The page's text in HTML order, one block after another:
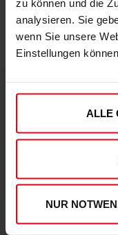
zu können und die
analysieren. Sie
wenn Sie unsere
Einstellungen
ALLE
NUR
DEINE